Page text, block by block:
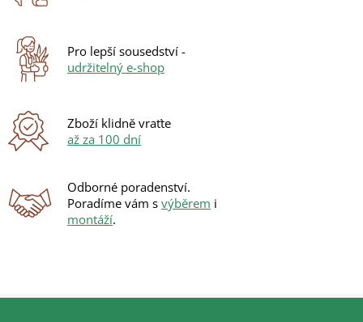
Pro lepší sousedství -
udržitelný e-shop
Zboží klidně vraťte
až za 100 dní
Odborné poradenství.
Poradíme vám s výběrem i
montáží.
Z